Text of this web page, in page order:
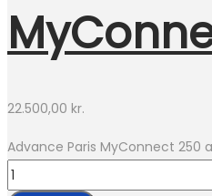
22.500,00 kr.
Advance Paris MyConnect 250